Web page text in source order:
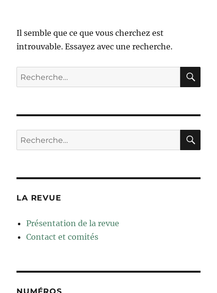
Il semble que ce que vous cherchez est
introuvable. Essayez avec une recherche.
Recherche
pour :
Recherche
pour :
LA REVUE
Présentation de la revue
Contact et comités